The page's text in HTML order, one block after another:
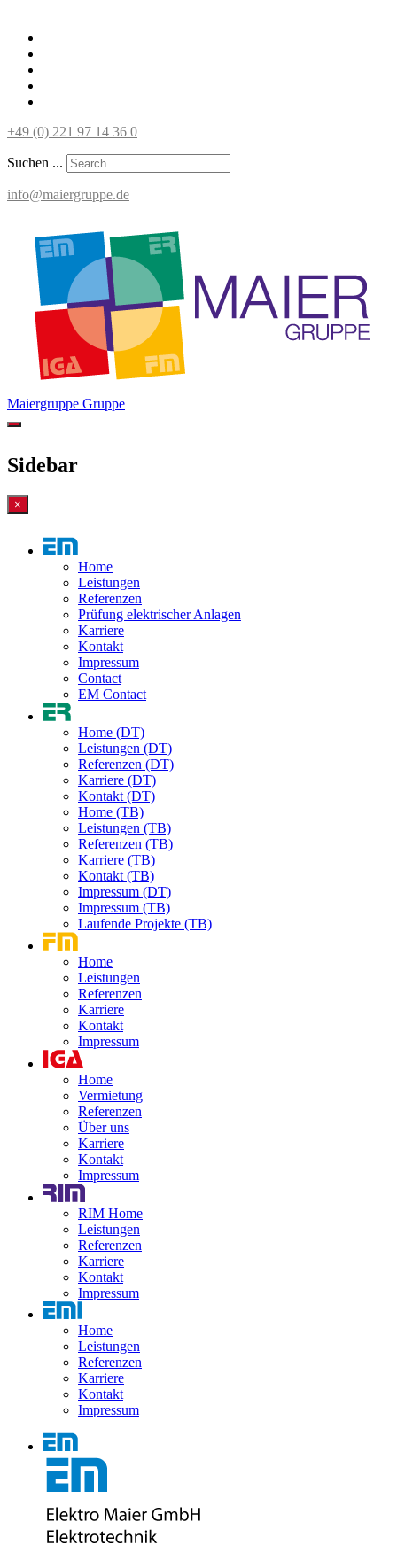
+49 (0) 221 97 14 36 0
Suchen ...
info@maiergruppe.de
Maiergruppe Gruppe
Sidebar
×
Home
Leistungen
Referenzen
Prüfung elektrischer Anlagen
Karriere
Kontakt
Impressum
Contact
EM Contact
Home (DT)
Leistungen (DT)
Referenzen (DT)
Karriere (DT)
Kontakt (DT)
Home (TB)
Leistungen (TB)
Referenzen (TB)
Karriere (TB)
Kontakt (TB)
Impressum (DT)
Impressum (TB)
Laufende Projekte (TB)
Home
Leistungen
Referenzen
Karriere
Kontakt
Impressum
Home
Vermietung
Referenzen
Über uns
Karriere
Kontakt
Impressum
RIM Home
Leistungen
Referenzen
Karriere
Kontakt
Impressum
Home
Leistungen
Referenzen
Karriere
Kontakt
Impressum